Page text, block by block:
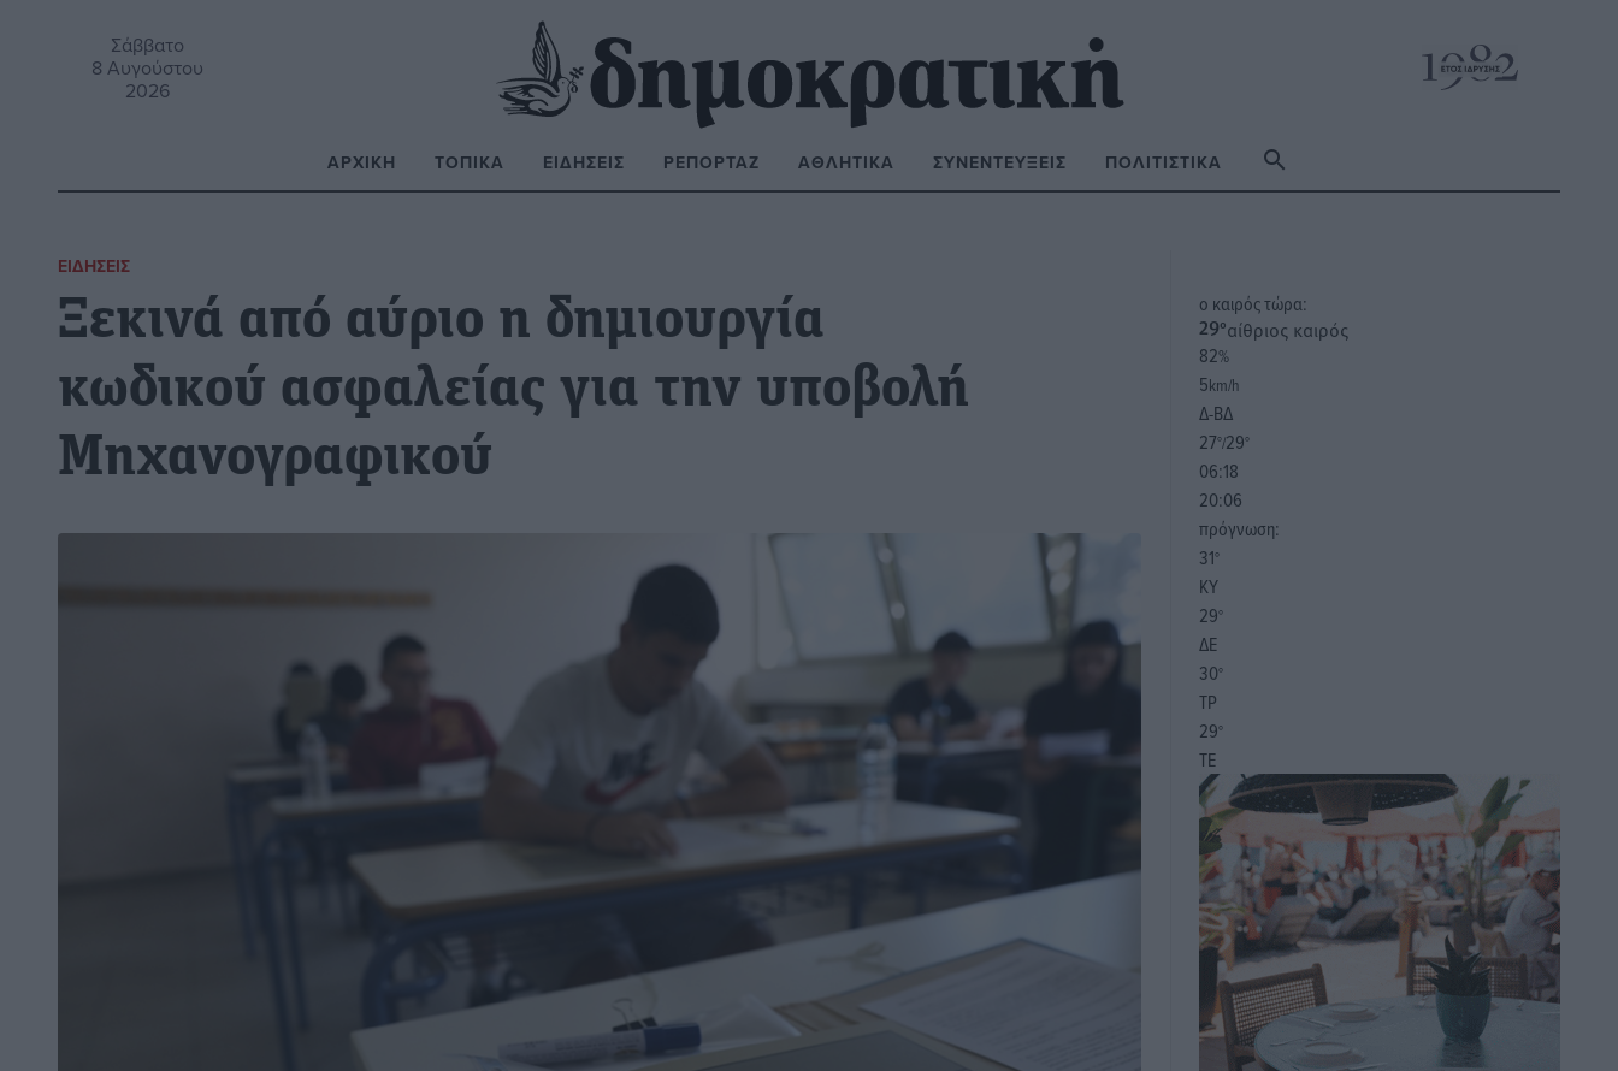
Σάββατο
8 Αυγούστου
2026
ΑΡΧΙΚΉ ΤΟΠΙΚΆ ΕΙΔΉΣΕΙΣ ΡΕΠΟΡΤΆΖ ΑΘΛΗΤΙΚΆ ΣΥΝΕΝΤΕΎΞΕΙΣ ΠΟΛΙΤΙΣΤΙΚΆ
ΕΙΔΉΣΕΙΣ
Ξεκινά από αύριο η δημιουργία
κωδικού ασφαλείας για την υποβολή
Μηχανογραφικού
o καιρός τώρα:
29°αίθριος καιρός
82%
5km/h
Δ-ΒΔ
27°/29°
06:18
20:06
πρόγνωση:
31°
ΚΥ
29°
ΔΕ
30°
ΤΡ
29°
ΤΕ